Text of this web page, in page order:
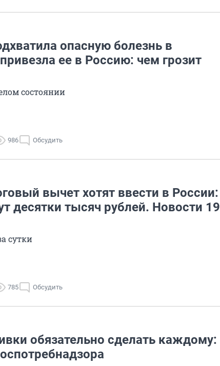
опасную болезнь в
ее в Россию: чем грозит
состоянии
986 Обсудить
вычет хотят ввести в России:
десятки тысяч рублей. Новости 19
сутки
785 Обсудить
обязательно сделать каждому: